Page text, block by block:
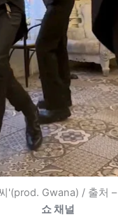
'(prod. Gwana) / 출처 –
쇼 채널